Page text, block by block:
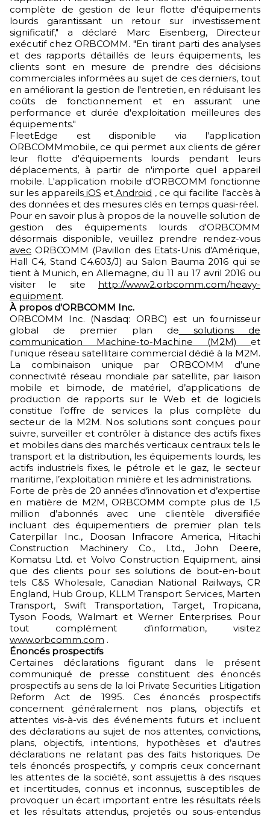
complète de gestion de leur flotte d'équipements
lourds garantissant un retour sur investissement
significatif," a déclaré Marc Eisenberg, Directeur
exécutif chez ORBCOMM. "En tirant parti des analyses
et des rapports détaillés de leurs équipements, les
clients sont en mesure de prendre des décisions
commerciales informées au sujet de ces derniers, tout
en améliorant la gestion de l'entretien, en réduisant les
coûts de fonctionnement et en assurant une
performance et durée d'exploitation meilleures des
équipements."
FleetEdge est disponible via l'application
ORBCOMMmobile, ce qui permet aux clients de gérer
leur flotte d'équipements lourds pendant leurs
déplacements, à partir de n'importe quel appareil
mobile. L'application mobile d'ORBCOMM fonctionne
sur les appareilsiOS et Android , ce qui facilite l'accès à
des données et des mesures clés en temps quasi-réel.
Pour en savoir plus à propos de la nouvelle solution de
gestion des équipements lourds d'ORBCOMM
désormais disponible, veuillez prendre rendez-vous
avec ORBCOMM (Pavillon des Etats-Unis d'Amérique,
Hall C4, Stand C4.603/J) au Salon Bauma 2016 qui se
tient à Munich, en Allemagne, du 11 au 17 avril 2016 ou
visiter le site http://www2.orbcomm.com/heavy-
equipment.
À propos d'ORBCOMM Inc.
ORBCOMM Inc. (Nasdaq: ORBC) est un fournisseur
global de premier plan de solutions de
communication Machine-to-Machine (M2M) et
l'unique réseau satellitaire commercial dédié à la M2M.
La combinaison unique par ORBCOMM d’une
connectivité réseau mondiale par satellite, par liaison
mobile et bimode, de matériel, d’applications de
production de rapports sur le Web et de logiciels
constitue l’offre de services la plus complète du
secteur de la M2M. Nos solutions sont conçues pour
suivre, surveiller et contrôler à distance des actifs fixes
et mobiles dans des marchés verticaux centraux tels le
transport et la distribution, les équipements lourds, les
actifs industriels fixes, le pétrole et le gaz, le secteur
maritime, l’exploitation minière et les administrations.
Forte de près de 20 années d’innovation et d’expertise
en matière de M2M, ORBCOMM compte plus de 1,5
million d’abonnés avec une clientèle diversifiée
incluant des équipementiers de premier plan tels
Caterpillar Inc., Doosan Infracore America, Hitachi
Construction Machinery Co., Ltd., John Deere,
Komatsu Ltd. et Volvo Construction Equipment, ainsi
que des clients pour ses solutions de bout-en-bout
tels C&S Wholesale, Canadian National Railways, CR
England, Hub Group, KLLM Transport Services, Marten
Transport, Swift Transportation, Target, Tropicana,
Tyson Foods, Walmart et Werner Enterprises. Pour
tout complément d’information, visitez
www.orbcomm.com .
Énoncés prospectifs
Certaines déclarations figurant dans le présent
communiqué de presse constituent des énoncés
prospectifs au sens de la loi Private Securities Litigation
Reform Act de 1995. Ces énoncés prospectifs
concernent généralement nos plans, objectifs et
attentes vis-à-vis des événements futurs et incluent
des déclarations au sujet de nos attentes, convictions,
plans, objectifs, intentions, hypothèses et d’autres
déclarations ne relatant pas des faits historiques. De
tels énoncés prospectifs, y compris ceux concernant
les attentes de la société, sont assujettis à des risques
et incertitudes, connus et inconnus, susceptibles de
provoquer un écart important entre les résultats réels
et les résultats attendus, projetés ou sous-entendus